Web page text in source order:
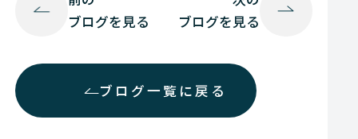
ブログを見る
ブログ一覧に戻る
ブログを見る